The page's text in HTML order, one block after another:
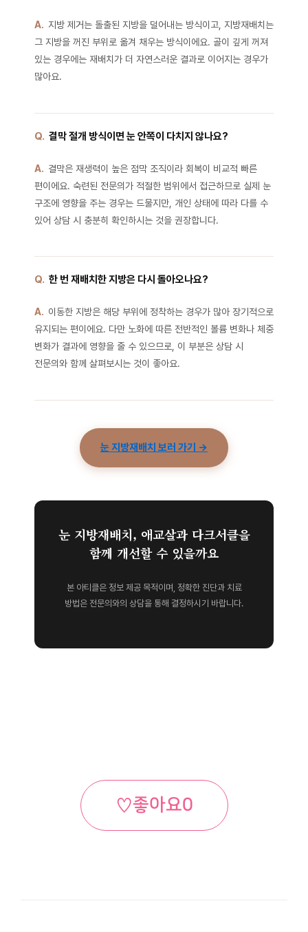
A. 지방 제거는 돌출된 지방을 덜어내는 방식이고, 지방재배치는
그 지방을 꺼진 부위로 옮겨 채우는 방식이에요. 골이 깊게 꺼져
있는 경우에는 재배치가 더 자연스러운 결과로 이어지는 경우가
많아요.
Q. 결막 절개 방식이면 눈 안쪽이 다치지 않나요?
A. 결막은 재생력이 높은 점막 조직이라 회복이 비교적 빠른
편이에요. 숙련된 전문의가 적절한 범위에서 접근하므로 실제 눈
구조에 영향을 주는 경우는 드물지만, 개인 상태에 따라 다를 수
있어 상담 시 충분히 확인하시는 것을 권장합니다.
Q. 한 번 재배치한 지방은 다시 돌아오나요?
A. 이동한 지방은 해당 부위에 정착하는 경우가 많아 장기적으로
유지되는 편이에요. 다만 노화에 따른 전반적인 볼륨 변화나 체중
변화가 결과에 영향을 줄 수 있으므로, 이 부분은 상담 시
전문의와 함께 살펴보시는 것이 좋아요.
눈 지방재배치 보러 가기 →
눈 지방재배치, 애교살과 다크서클을
함께 개선할 수 있을까요
본 아티클은 정보 제공 목적이며, 정확한 진단과 치료
방법은 전문의와의 상담을 통해 결정하시기 바랍니다.
♡좋아요0